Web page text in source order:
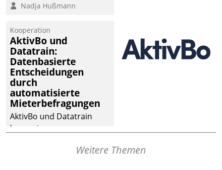
digitalen Cockpit, das
passende Fragen und
Schlagworte auswirft.
Eine intuitive
Dialogführung ermöglicht
dem externen
Serviceteam, Anrufe von
Mietenden zügiger und
effizienter zu bearbeiten.
Nadja Hußmann
Kooperation
AktivBo und
Datatrain:
Datenbasierte
Entscheidungen
durch
automatisierte
Mieterbefragungen
AktivBo und Datatrain
kooperieren –
profitieren: Die nahtloseWeitere Themen